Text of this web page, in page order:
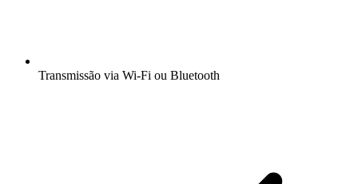
Transmissão via Wi-Fi ou Bluetooth